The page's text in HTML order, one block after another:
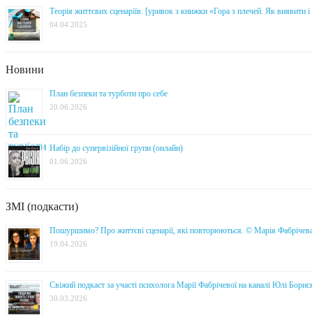
Теорія життєвих сценаріїв. [уривок з книжки «Гора з плечей. Як виявити
04.04.2025
Новини
План безпеки та турботи про себе
20.06.2026
Набір до супервізійної групи (онлайн)
01.06.2026
ЗМІ (подкасти)
Пошуршимо? Про життєві сценарії, які повторюються. © Марія
19.04.2026
Свіжий подкаст за участі психолога Марії Фабрічевої на каналі Юлі
30.03.2026